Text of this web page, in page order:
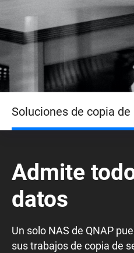
empresas
PC
VM
Admite
datos
Un solo NAS de QNAP
sus trabajos de copia de